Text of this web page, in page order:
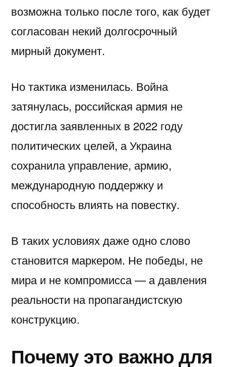
возможна только после того, как будет
согласован некий долгосрочный
мирный документ.
Но тактика изменилась. Война
затянулась, российская армия не
достигла заявленных в 2022 году
политических целей, а Украина
сохранила управление, армию,
международную поддержку и
способность влиять на повестку.
В таких условиях даже одно слово
становится маркером. Не победы, не
мира и не компромисса — а давления
реальности на пропагандистскую
конструкцию.
Почему это важно для